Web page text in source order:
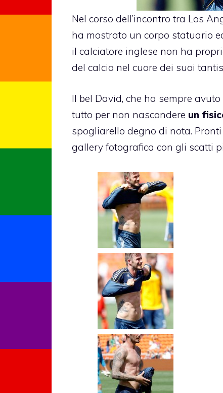
Nel corso dell’incontro tra Los
ha mostrato un corpo statuario
il calciatore inglese non ha
del calcio nel cuore dei suoi
Il bel David, che ha sempre
tutto per non nascondere un
spogliarello degno di nota.
gallery fotografica con gli scatti